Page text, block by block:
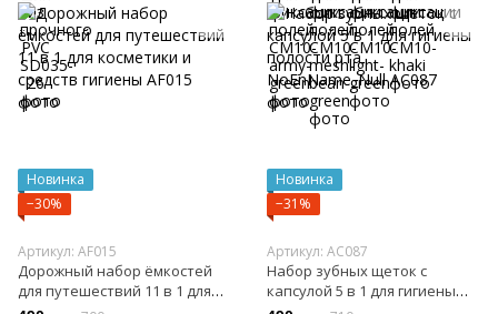
Новинка
−30%
Артикул: AF015
Дорожный набор ёмкостей
для путешествий 11 в 1 для
Новинка
−31%
Артикул: AC087
Набор зубных щеток с
капсулой 5 в 1 для гигиены